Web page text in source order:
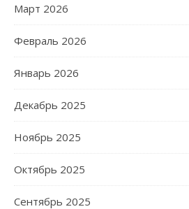
Март 2026
Февраль 2026
Январь 2026
Декабрь 2025
Ноябрь 2025
Октябрь 2025
Сентябрь 2025